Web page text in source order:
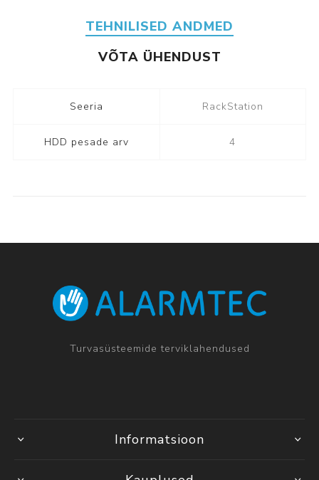
TEHNILISED ANDMED
VÕTA ÜHENDUST
Seeria RackStation
HDD pesade arv 4
Turvasüsteemide terviklahendused
Informatsioon